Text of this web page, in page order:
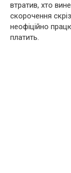
втратив, хто
скорочення
неофіційно
платить.